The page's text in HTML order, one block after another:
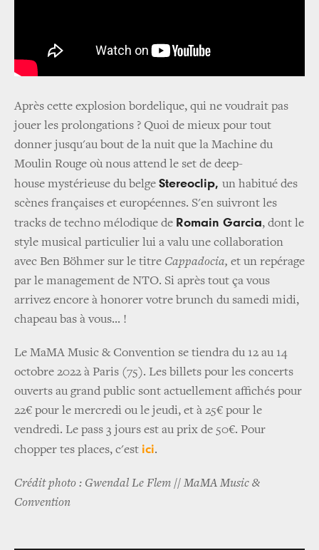
Après cette explosion bordelique, qui ne voudrait pas
jouer les prolongations ? Quoi de mieux pour tout
donner jusqu'au bout de la nuit que la Machine du
Moulin Rouge où nous attend le set de deep-
house mystérieuse du belge Stereoclip, un habitué des
scènes françaises et européennes. S'en suivront les
tracks de techno mélodique de Romain Garcia, dont le
style musical particulier lui a valu une collaboration
avec Ben Böhmer sur le titre Cappadocia, et un repérage
par le management de NTO. Si après tout ça vous
arrivez encore à honorer votre brunch du samedi midi,
chapeau bas à vous... !
Le MaMA Music & Convention se tiendra du 12 au 14
octobre 2022 à Paris (75). Les billets pour les concerts
ouverts au grand public sont actuellement affichés pour
22€ pour le mercredi ou le jeudi, et à 25€ pour le
vendredi. Le pass 3 jours est au prix de 50€. Pour
chopper tes places, c'est ici.
Crédit photo : Gwendal Le Flem // MaMA Music &
Convention